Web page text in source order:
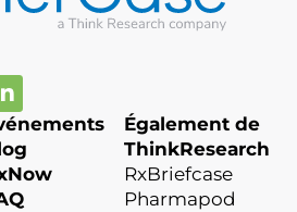
Également de
ThinkResearch
RxBriefcase
Pharmapod